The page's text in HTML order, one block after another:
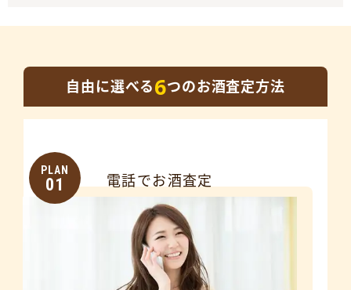
自由に選べる6つのお酒査定方法
PLAN
01 電話でお酒査定